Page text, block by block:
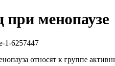
при менопаузе
относят к группе